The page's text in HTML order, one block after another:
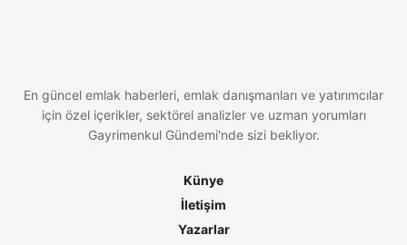
En güncel emlak haberleri, emlak danışmanları ve yatırımcılar
için özel içerikler, sektörel analizler ve uzman yorumları
Gayrimenkul Gündemi'nde sizi bekliyor.
Künye
İletişim
Yazarlar